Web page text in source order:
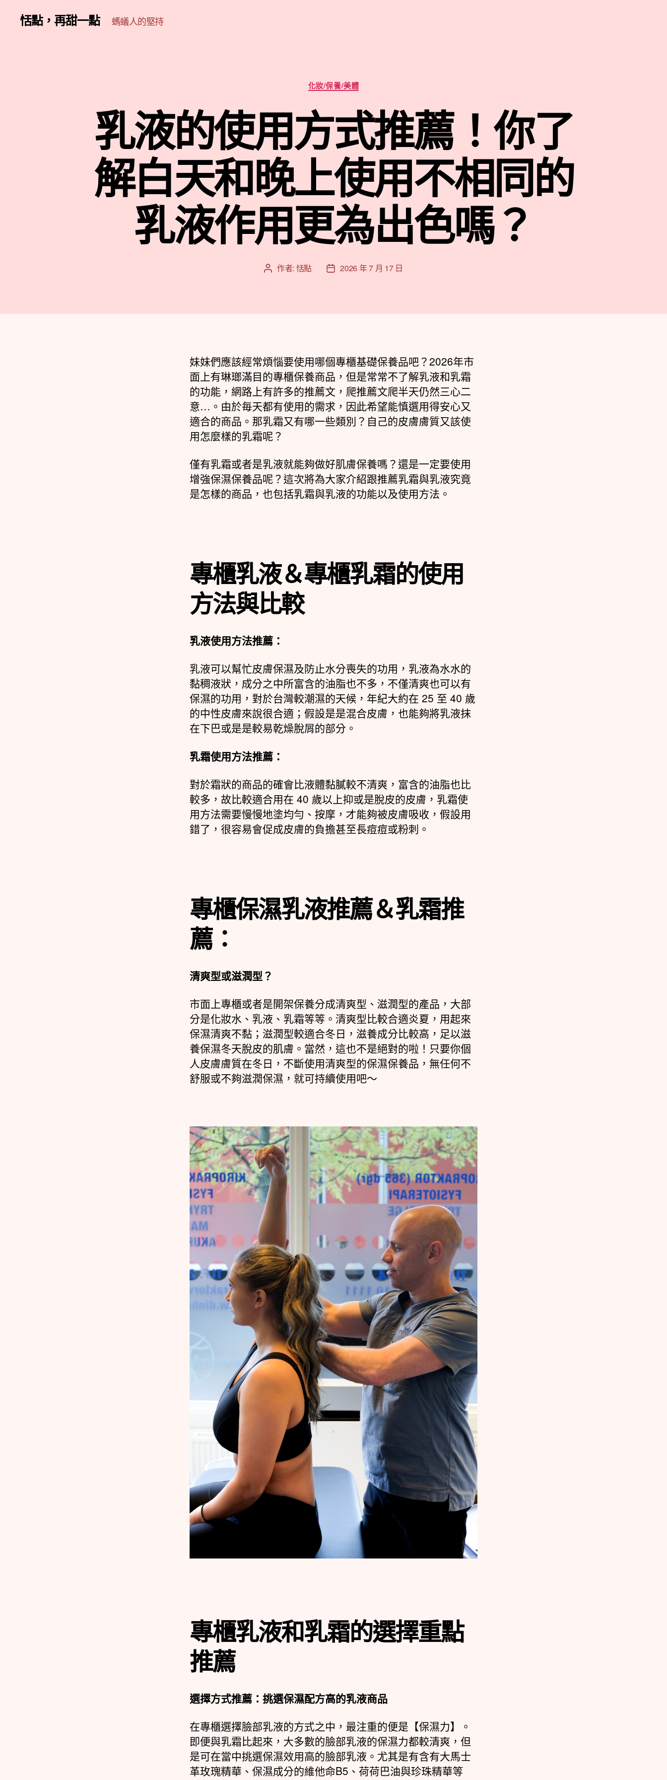
恬點，再甜一點 螞蟻人的堅持
分
類
化妝/保養/美體
乳液的使用方式推薦！你了
解白天和晚上使用不相同的
乳液作用更為出色嗎？
文 作者: 恬點
文
日
2026 年 7 月 17 日
妹妹們應該經常煩惱要使用哪個專櫃基礎保養品吧？2026年市
面上有琳瑯滿目的專櫃保養商品，但是常常不了解乳液和乳霜
的功能，網路上有許多的推薦文，爬推薦文爬半天仍然三心二
意…。由於毎天都有使用的需求，因此希望能慎選用得安心又
適合的商品。那乳霜又有哪一些類別？自己的皮膚膚質又該使
用怎麼樣的乳霜呢？
僅有乳霜或者是乳液就能夠做好肌膚保養嗎？還是一定要使用
增強保濕保養品呢？這次將為大家介紹跟推薦乳霜與乳液究竟
是怎樣的商品，也包括乳霜與乳液的功能以及使用方法。
專櫃乳液＆專櫃乳霜的使用
方法與比較
乳液使用方法推薦：
乳液可以幫忙皮膚保濕及防止水分喪失的功用，乳液為水水的
黏稠液狀，成分之中所富含的油脂也不多，不僅清爽也可以有
保濕的功用，對於台灣較潮濕的天候，年紀大約在 25 至 40 歲
的中性皮膚來說很合適；假設是是混合皮膚，也能夠將乳液抹
在下巴或是是較易乾燥脫屑的部分。
乳霜使用方法推薦：
對於霜狀的商品的確會比液體黏膩較不清爽，富含的油脂也比
較多，故比較適合用在 40 歲以上抑或是脫皮的皮膚，乳霜使
用方法需要慢慢地塗均勻、按摩，才能夠被皮膚吸收，假設用
錯了，很容易會促成皮膚的負擔甚至長痘痘或粉刺。
專櫃保濕乳液推薦＆乳霜推
薦：
清爽型或滋潤型？
市面上專櫃或者是開架保養分成清爽型、滋潤型的產品，大部
分是化妝水、乳液、乳霜等等。清爽型比較合適炎夏，用起來
保濕清爽不黏；滋潤型較適合冬日，滋養成分比較高，足以滋
養保濕冬天脫皮的肌膚。當然，這也不是絕對的啦！只要你個
人皮膚膚質在冬日，不斷使用清爽型的保濕保養品，無任何不
舒服或不夠滋潤保濕，就可持續使用吧～
專櫃乳液和乳霜的選擇重點
推薦
選擇方式推薦：挑選保濕配方高的乳液商品
在專櫃選擇臉部乳液的方式之中，最注重的便是【保濕力】。
即便與乳霜比起來，大多數的臉部乳液的保濕力都較清爽，但
是可在當中挑選保濕效用高的臉部乳液。尤其是有含有大馬士
革玫瑰精華、保濕成分的維他命B5、荷荷巴油與珍珠精華等